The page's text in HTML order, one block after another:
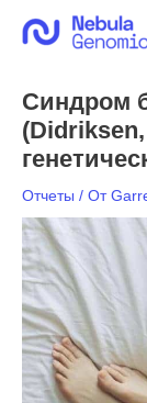
содержимому
Синдром
Отчеты / От